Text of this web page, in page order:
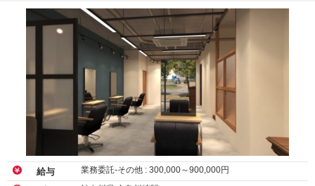
給与 業務委託-その他 : 300,000～900,000円